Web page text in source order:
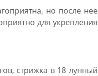
но после нее
для укрепления
стрижка в 18 лунный